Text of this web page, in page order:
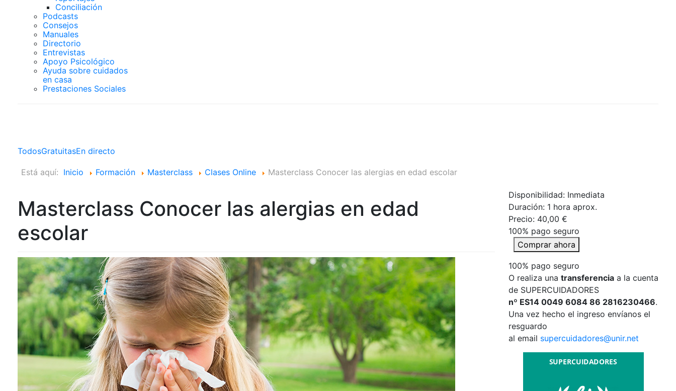
Conciliación
Podcasts
Consejos
Manuales
Directorio
Entrevistas
Apoyo Psicológico
Ayuda sobre cuidados
en casa
Prestaciones Sociales
TodosGratuitasEn directo
Está aquí: Inicio Formación Masterclass Clases Online Masterclass Conocer las alergias en edad escolar
Masterclass Conocer las alergias en edad
escolar
Disponibilidad: Inmediata
Duración: 1 hora aprox.
Precio: 40,00 €
100% pago seguro
Comprar ahora
100% pago seguro
O realiza una transferenciaa la cuenta
de SUPERCUIDADORES
nº ES14 0049 6084 86 2816230466.
Una vez hecho el ingreso envíanos el
resguardo
al email supercuidadores@unir.net